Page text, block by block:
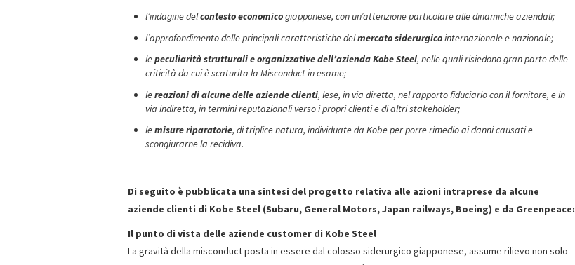
l’indagine delcontesto economicogiapponese, con un’attenzione particolare alle dinamiche aziendali;
l’approfondimento delle principali caratteristiche delmercato siderurgicointernazionale e nazionale;
lepeculiarità strutturali e organizzative dell’azienda Kobe Steel, nelle quali risiedono gran parte delle
criticità da cui è scaturita la Misconduct in esame;
lereazioni di alcune delle aziende clienti, lese, in via diretta, nel rapporto fiduciario con il fornitore, e in
via indiretta, in termini reputazionali verso i propri clienti e di altri stakeholder;
lemisure riparatorie, di triplice natura, individuate da Kobe per porre rimedio ai danni causati e
scongiurarne la recidiva.
Di seguito è pubblicata una sintesi del progetto relativa alle azioni intraprese da alcune
aziende clienti di Kobe Steel (Subaru, General Motors, Japan railways, Boeing) e da Greenpeace:
Il punto di vista delle aziende customer di Kobe Steel
La gravità della misconduct posta in essere dal colosso siderurgico giapponese, assume rilievo non solo